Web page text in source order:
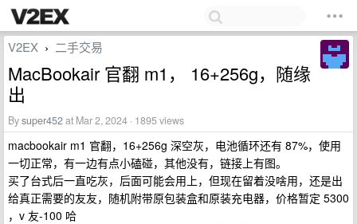
V2EX › 二手交易
MacBookair 官翻 m1， 16+256g，随缘
出
Bysuper452at Mar 2, 2024 · 1895 views
macbookair m1 官翻，16+256g 深空灰，电池循环还有 87%，使用
一切正常，有一边有点小磕碰，其他没有，链接上有图。
买了台式后一直吃灰，后面可能会用上，但现在留着没啥用，还是出
给真正需要的友友，随机附带原包装盒和原装充电器，价格暂定 5300
，v 友-100 哈